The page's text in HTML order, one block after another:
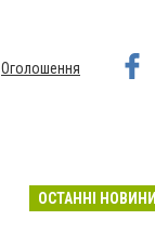
Оголошення
ОСТАННІ НОВИНИ